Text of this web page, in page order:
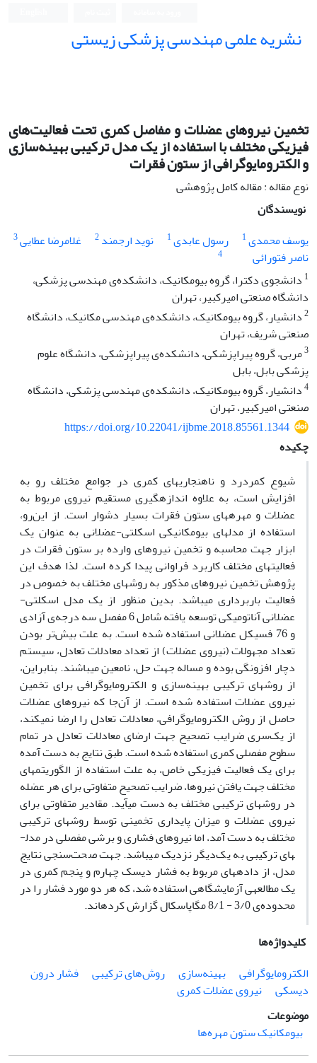
نشریه علمی مهندسی پزشکی زیستی
تخمین نیروهای عضلات و مفاصل کمری تحت فعالیت‌های
فیزیکی مختلف با استفاده از یک مدل ترکیبی بهینه‌سازی
و الکترومایوگرافی از ستون فقرات
نوع مقاله : مقاله کامل پژوهشی
نویسندگان
یوسف محمدی1 رسول عابدی1 نوید ارجمند2 غلامرضا عطایی3
ناصر فتورائی
4
1 دانشجوی دکترا، گروه بیومکانیک، دانشکده‌ی مهندسی پزشکی،
دانشگاه صنعتی امیرکبیر، تهران
2دانشیار، گروه بیومکانیک، دانشکده‌ی مهندسی مکانیک، دانشگاه
صنعتی شریف، تهران
3مربی، گروه پیراپزشکی، دانشکده‌ی پیراپزشکی، دانشگاه علوم
پزشکی بابل، بابل
4دانشیار، گروه بیومکانیک، دانشکده‌ی مهندسی پزشکی، دانشگاه
صنعتی امیرکبیر، تهران
https://doi.org/10.22041/ijbme.2018.85561.1344
چکیده
شیوع کمردرد و ناهنجاری­های کمری در جوامع مختلف رو به
افزایش است، به علاوه اندازه­گیری مستقیم نیروی مربوط به
عضلات و مهره­های ستون فقرات بسیار دشوار است. از این‌رو،
استفاده از مدل­های بیومکانیکی اسکلتی-عضلانی به عنوان یک
ابزار جهت محاسبه­ و تخمین نیروهای وارده بر ستون فقرات در
فعالیت­های مختلف کاربرد فراوانی پیدا کرده است. لذا هدف این
پژوهش تخمین نیروهای مذکور به روش­های مختلف به خصوص در
فعالیت باربرداری می­باشد. بدین منظور از یک مدل اسکلتی-
عضلانی آناتومیکی توسعه یافته شامل 6 مفصل سه درجه‌ی آزادی
و 76 فسیکل عضلانی استفاده شده­ است. به علت بیش‌تر بودن
تعداد مجهولات (نیروی عضلات) از تعداد معادلات تعادل، سیستم
دچار افزونگی بوده و مساله جهت حل، نامعین می­باشند. بنابراین،
از روش­های ترکیبی بهینه‌سازی و الکترومایوگرافی برای تخمین
نیروی عضلات استفاده شده است. از آن‌جا که نیروهای عضلات
حاصل از روش­ الکترومایوگرافی، معادلات تعادل را ارضا نمی­کند،
از یک‌سری ضرایب تصحیح جهت ارضای معادلات تعادل در تمام
سطوح مفصلی کمری استفاده شده است. طبق نتایج به دست آمده
برای یک فعالیت فیزیکی خاص، به علت استفاده از الگوریتم­های
مختلف جهت یافتن نیروها، ضرایب تصحیح متفاوتی برای هر عضله
در روش­های ترکیبی مختلف به دست می­آید. مقادیر متفاوتی برای
نیروی عضلات و میزان پایداری تخمینی توسط روش­های ترکیبی
مختلف به دست آمد، اما نیروهای فشاری و برشی مفصلی در مدل­
های ترکیبی به یک‌دیگر نزدیک می­باشد. جهت صحت‌سنجی نتایج
مدل، از داده­های مربوط به فشار دیسک چهارم و پنجم کمری در
یک مطالعه­ی آزمایشگاهی استفاده شد، که هر دو مورد فشار را در
محدوده‌ی 3/0 - 8/1 مگاپاسکال گزارش کرده­اند.
کلیدواژه‌ها
الکترومایوگرافی
بهینه‌سازی روش‌های ترکیبی
فشار درون
دیسکی
نیروی عضلات کمری
موضوعات
بیومکانیک ستون مهره‌ها